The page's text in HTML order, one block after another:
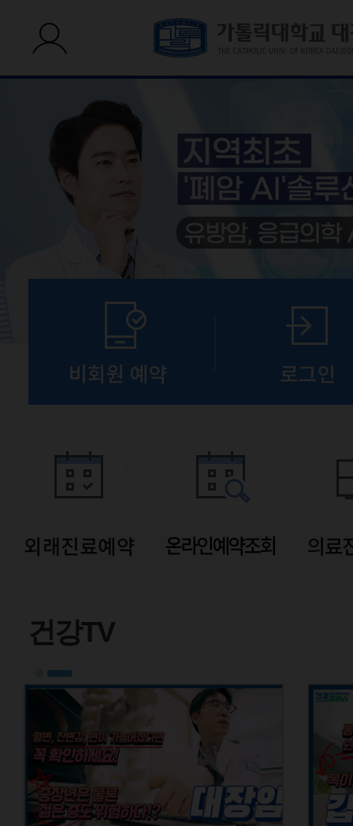
폐암 AI 의료 영상 분석
건강TV